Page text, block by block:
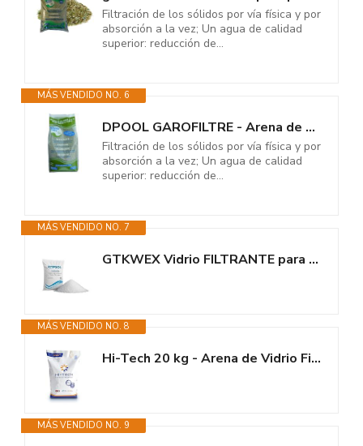
Filtración de los sólidos por vía física y por
absorción a la vez; Un agua de calidad
superior: reducción de...
MÁS VENDIDO NO. 6
DPOOL GAROFILTRE - Arena de Vidrio para Filtro de Piscina granulado Grueso...
Filtración de los sólidos por vía física y por
absorción a la vez; Un agua de calidad
superior: reducción de...
MÁS VENDIDO NO. 7
GTKWEX Vidrio FILTRANTE para Piscina 20KG | Durabilidad Muy Superior |...
MÁS VENDIDO NO. 8
Hi-Tech 20 kg - Arena de Vidrio Filtrante para Piscina con Máximo Poder de...
MÁS VENDIDO NO. 9